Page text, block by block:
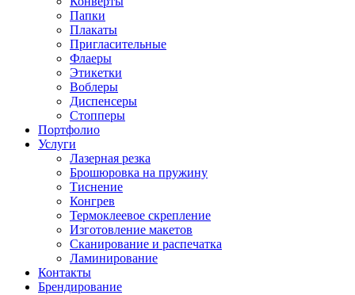
Папки
Плакаты
Пригласительные
Флаеры
Этикетки
Воблеры
Диспенсеры
Стопперы
Портфолио
Услуги
Лазерная резка
Брошюровка на пружину
Тиснение
Конгрев
Термоклеевое скрепление
Изготовление макетов
Сканирование и распечатка
Ламинирование
Контакты
Брендирование